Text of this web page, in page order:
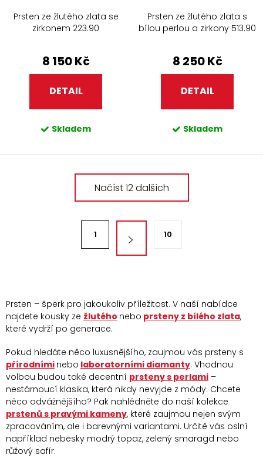
Prsten ze žlutého zlata se
zirkonem 223.90
8 150 Kč
DETAIL
Skladem
Prsten ze žlutého zlata s
bílou perlou a zirkony 513.90
8 250 Kč
DETAIL
Skladem
r
v
k
y
v
ý
p
i
s
u
Načíst 12 dalších
k
o
á
n
í
1 10
Prsten – šperk pro jakoukoliv příležitost. V naší nabídce
najdete kousky ze žlutého nebo prsteny z bílého zlata,
které vydrží po generace.
Pokud hledáte něco luxusnějšího, zaujmou vás prsteny s
přírodními nebo laboratorními diamanty. Vhodnou
volbou budou také decentní prsteny s perlami –
nestárnoucí klasika, která nikdy nevyjde z módy. Chcete
něco odvážnějšího? Pak nahlédněte do naší kolekce
prstenů s pravými kameny, které zaujmou nejen svým
zpracováním, ale i barevnými variantami. Určitě vás oslní
například nebesky modrý topaz, zelený smaragd nebo
růžový safír.